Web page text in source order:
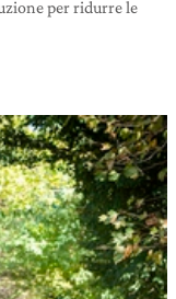
per ridurre le